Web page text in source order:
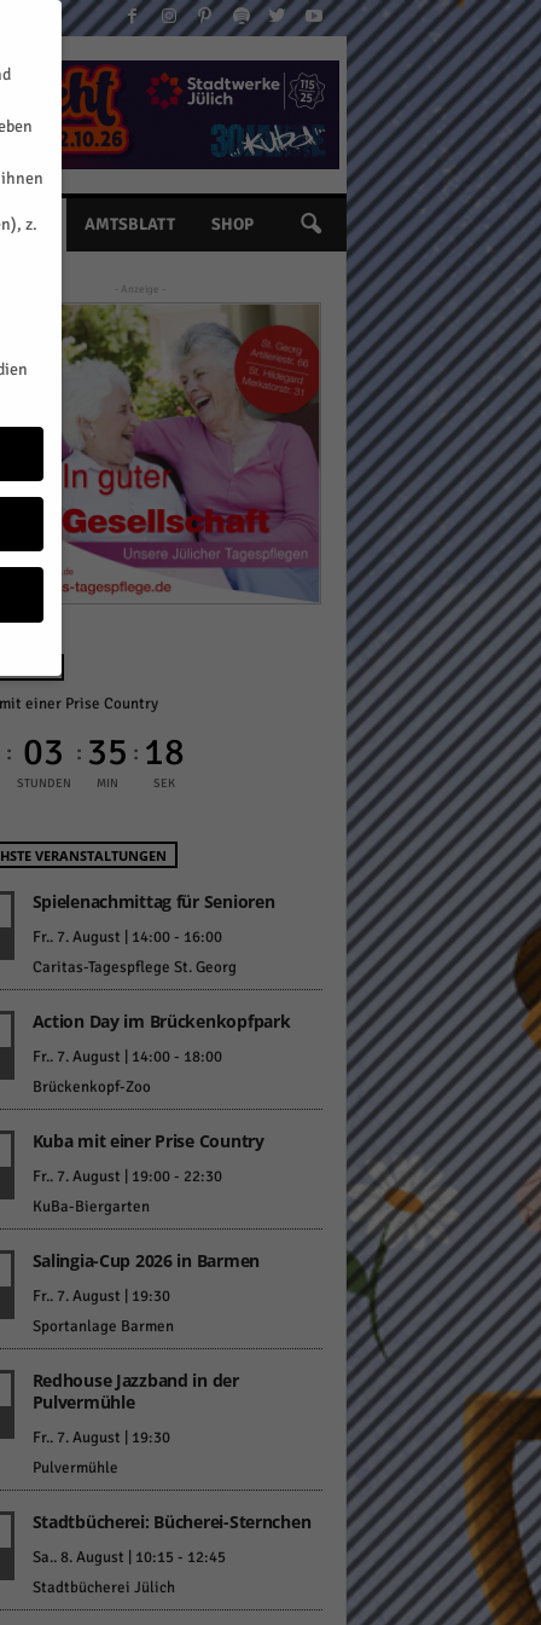
AMTSBLATT SHOP
- Anzeige -
einer Prise Country
: 03
STUNDEN
: 35
MIN
: 17
SEK
VERANSTALTUNGEN
Spielenachmittag für Senioren
Fr.. 7. August | 14:00- 16:00
Caritas-Tagespflege St. Georg
Action Day im Brückenkopfpark
Fr.. 7. August | 14:00- 18:00
Brückenkopf-Zoo
Kuba mit einer Prise Country
Fr.. 7. August | 19:00- 22:30
KuBa-Biergarten
Salingia-Cup 2026 in Barmen
Fr.. 7. August | 19:30
Sportanlage Barmen
Redhouse Jazzband in der
Pulvermühle
Fr.. 7. August | 19:30
Pulvermühle
Stadtbücherei: Bücherei-Sternchen
Sa.. 8. August | 10:15 - 12:45
Stadtbücherei Jülich
z.
Zurück
Statistiken
Marketing
Externe Medien